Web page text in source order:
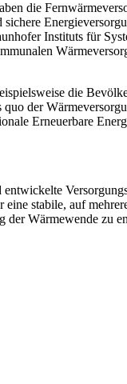
die
Instituts für
die
der
Erneuerbare
stabile, auf
der Wärmewende zu